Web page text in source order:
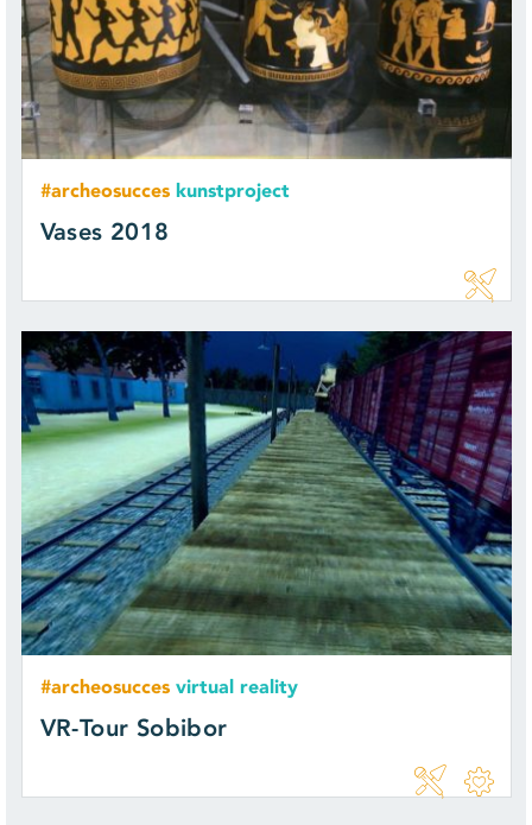
#archeosucces kunstproject
Vases 2018
#archeosucces virtual reality
VR-Tour Sobibor